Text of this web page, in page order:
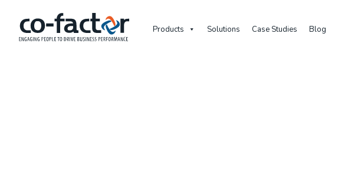
Products Solutions Case Studies Blog